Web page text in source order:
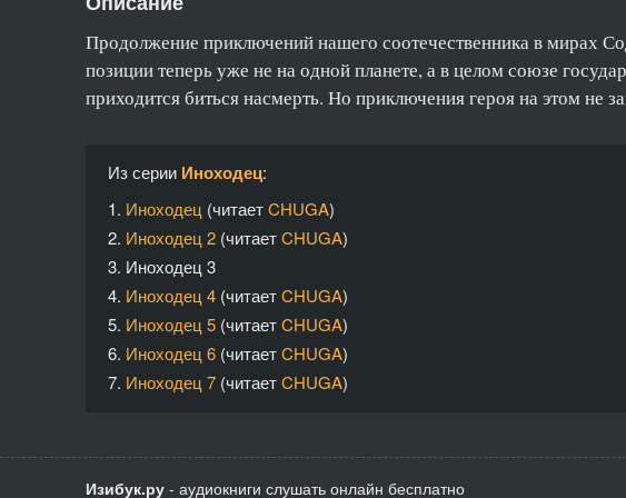
Продолжение приключений нашего соотечественника в мирах
позиции теперь уже не на одной планете, а в целом союзе
приходится биться насмерть. Но приключения героя на этом не
Из серии Иноходец:
1. Иноходец (читаетCHUGA)
2. Иноходец 2 (читаетCHUGA)
3. Иноходец 3
4. Иноходец 4 (читаетCHUGA)
5. Иноходец 5 (читаетCHUGA)
6. Иноходец 6 (читаетCHUGA)
7. Иноходец 7 (читаетCHUGA)
Изибук.ру - аудиокниги слушать онлайн бесплатно